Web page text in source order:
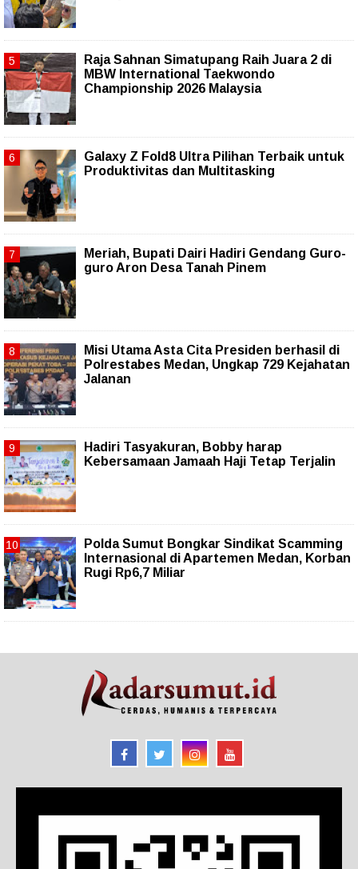
Raja Sahnan Simatupang Raih Juara 2 di
MBW International Taekwondo
Championship 2026 Malaysia
Galaxy Z Fold8 Ultra Pilihan Terbaik untuk
Produktivitas dan Multitasking
Meriah, Bupati Dairi Hadiri Gendang Guro-
guro Aron Desa Tanah Pinem
Misi Utama Asta Cita Presiden berhasil di
Polrestabes Medan, Ungkap 729 Kejahatan
Jalanan
Hadiri Tasyakuran, Bobby harap
Kebersamaan Jamaah Haji Tetap Terjalin
Polda Sumut Bongkar Sindikat Scamming
Internasional di Apartemen Medan, Korban
Rugi Rp6,7 Miliar